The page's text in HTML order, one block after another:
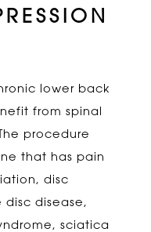
lower back
from spinal
procedure
that has pain
disc
disc disease,
sciatica